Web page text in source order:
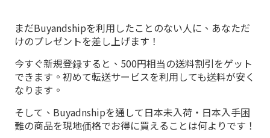
まだBuyandshipを利用したことのない人に、あなただ
けのプレゼントを差し上げます！
今すぐ新規登録すると、500円相当の送料割引をゲット
できます。初めて転送サービスを利用しても送料が安く
なります。
そして、Buyadnshipを通して日本未入荷・日本入手困
難の商品を現地価格でお得に買えることは何よりです！